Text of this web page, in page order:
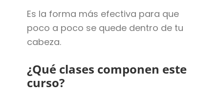
Es la forma más efectiva para que
poco a poco se quede dentro de tu
cabeza.
¿Qué clases componen este
curso?